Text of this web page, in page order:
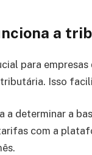
a
para
Isso
a determinar a
com a